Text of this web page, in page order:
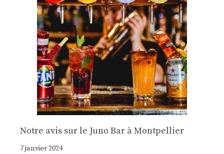
Notre avis sur le Juno Bar à Montpellier
7 janvier 2024